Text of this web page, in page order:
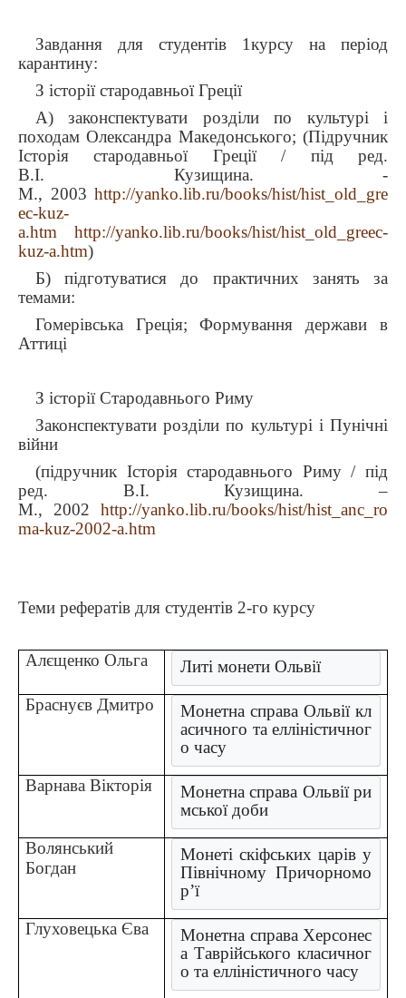
Завдання для студентів 1курсу на період
карантину:
З історії стародавньої Греції
А) законспектувати розділи по культурі і
походам Олександра Македонського; (Підручник
Історія стародавньої Греції / під ред.
В.І. Кузищина. -
М., 2003 http://yanko.lib.ru/books/hist/hist_old_gre
ec-kuz-
a.htm
http://yanko.lib.ru/books/hist/hist_old_greec-
kuz-a.htm)
Б) підготуватися до практичних занять за
темами:
Гомерівська Греція; Формування держави в
Аттиці
З історії Стародавнього Риму
Законспектувати розділи по культурі і Пунічні
війни
(підручник Історія стародавнього Риму / під
ред. В.І. Кузищина. –
М., 2002 http://yanko.lib.ru/books/hist/hist_anc_ro
ma-kuz-2002-a.htm
Теми рефератів для студентів 2-го курсу
Алєщенко Ольга
Литі монети Ольвії
Браснуєв Дмитро
Монетна справа Ольвії кл
асичного та елліністичног
о часу
Варнава Вікторія
Монетна справа Ольвії ри
мської доби
Волянський
Богдан
Монеті скіфських царів у
Північному Причорномо
р’ї
Глуховецька Єва
Монетна справа Херсонес
а Таврійського класичног
о та елліністичного часу